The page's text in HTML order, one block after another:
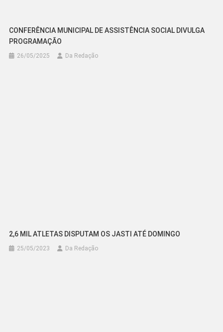
CONFERÊNCIA MUNICIPAL DE ASSISTÊNCIA SOCIAL DIVULGA
PROGRAMAÇÃO
26/05/2025 Da Redação
2,6 MIL ATLETAS DISPUTAM OS JASTI ATÉ DOMINGO
25/05/2023 Da Redação